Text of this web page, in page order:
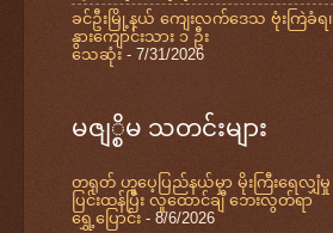
ခင်ဦးမြို့နယ် ကျေးလက်ဒေသ ဗုံးကြဲခံရ၊
နွားကျောင်းသား ၁ ဦး
သေဆုံး- 7/31/2026
မဇျ္စိမ သတင်းများ
တရုတ် ဟူပေ့ပြည်နယ်မှာ မိုးကြီးရေလျှံမှု
ပြင်းထန်ပြီး လူထောင်ချီ ဘေးလွတ်ရာ
ရွှေ့ပြောင်း - 8/6/2026